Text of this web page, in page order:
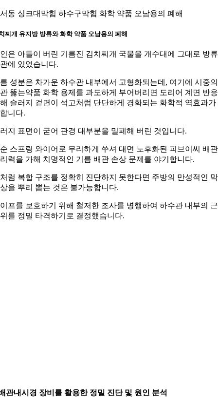
동 싱크대막힘 하수구막힘 화학 약품 오남용의 폐해
찌개 유지방 방류와 화학 약품 오남용의 폐해
은 아들이 버린 기름진 김치찌개 국물을 개수대에 그대로 방
에 있었습니다.
성분은 차가운 하수관 내부에서 고형화되는데, 여기에 시중의
뚫는약품 화학 용제를 과도하게 부어버리면 도리어 계면 반
슬러지 겉면이 석고처럼 단단하게 경화되는 화학적 역효과가
니다.
지 표면이 굳어 관경 대부분을 밀폐해 버린 것입니다.
스프링 와이어로 무리하게 쑤셔 대면 노후화된 피브이씨 배
력을 가해 치명적인 기름 배관 손상 문제를 야기합니다.
럼 복합 구조를 정확히 진단하지 못한다면 주방의 만성적인
을 뿌리 뽑는 것은 불가능합니다.
프를 보호하기 위해 철저한 조사를 병행하여 하수관 내부의
를 정밀 타격하기로 결정했습니다.
관내시경 장비를 활용한 정밀 진단 및 원인 분석